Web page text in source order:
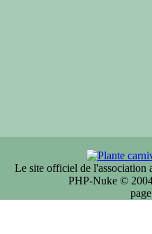
Le site officiel de l'association
PHP-Nuke ©